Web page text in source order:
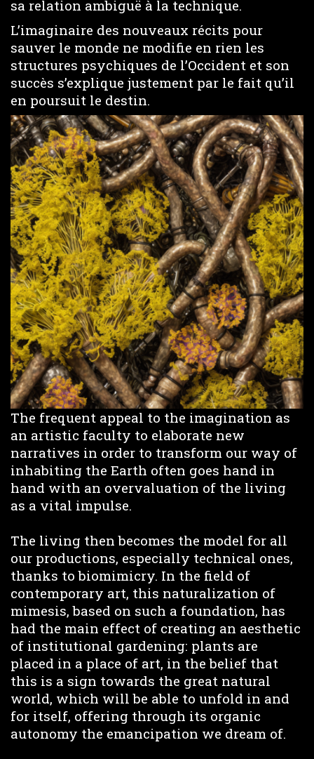
sa relation ambiguë à la technique.
L’imaginaire des nouveaux récits pour
sauver le monde ne modifie en rien les
structures psychiques de l’Occident et son
succès s’explique justement par le fait qu’il
en poursuit le destin.
The frequent appeal to the imagination as
an artistic faculty to elaborate new
narratives in order to transform our way of
inhabiting the Earth often goes hand in
hand with an overvaluation of the living
as a vital impulse.
The living then becomes the model for all
our productions, especially technical ones,
thanks to biomimicry. In the field of
contemporary art, this naturalization of
mimesis, based on such a foundation, has
had the main effect of creating an aesthetic
of institutional gardening: plants are
placed in a place of art, in the belief that
this is a sign towards the great natural
world, which will be able to unfold in and
for itself, offering through its organic
autonomy the emancipation we dream of.